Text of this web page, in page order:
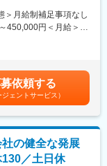
あると捉えておりま
各部署のみならず必
適正かつ効率的に行
、業務フローチャー
＞月給制補足事項なし
450,000円＜月給＞
族手当■資格手当（宅
■役職手当■育児手当■
り、選考を通じて上
手当を含めた表記で
依頼する
ジェントサービス）
の健全な発展
／土日休